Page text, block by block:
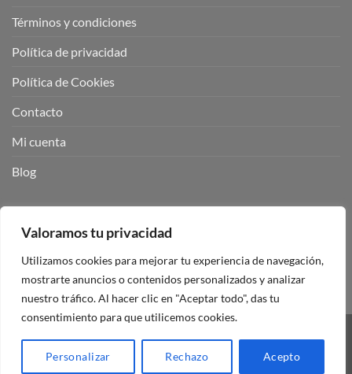
Valoramos tu privacidad
Utilizamos cookies para mejorar tu experiencia de navegación,
mostrarte anuncios o contenidos personalizados y analizar
nuestro tráfico. Al hacer clic en "Aceptar todo", das tu
consentimiento para que utilicemos cookies.
Personalizar Rechazo Acepto
Términos y condiciones
Política de privacidad
Política de Cookies
Contacto
Mi cuenta
Blog
Visa PayPal Stripe MasterCard
Copyright 2026 ©Mando Garaje Universal Tienda Online España.